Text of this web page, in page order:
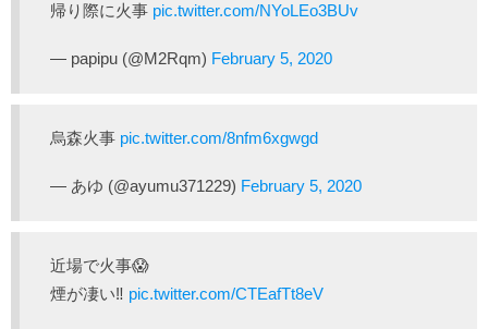
帰り際に火事 pic.twitter.com/NYoLEo3BUv
— papipu (@M2Rqm) February 5, 2020
烏森火事 pic.twitter.com/8nfm6xgwgd
— あゆ (@ayumu371229) February 5, 2020
近場で火事😱
煙が凄い‼️ pic.twitter.com/CTEafTt8eV